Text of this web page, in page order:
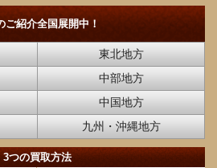
ご紹介全国展開中！
東北地方
中部地方
中国地方
九州・沖縄地方
3つの買取方法